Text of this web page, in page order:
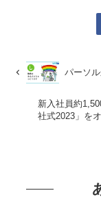
パーソル
新入社員約
社式2023」を